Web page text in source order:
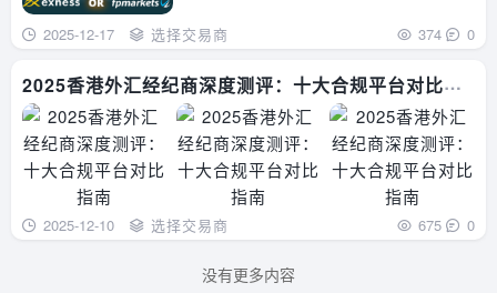
2025-12-17 选择交易商 374 0
2025香港外汇经纪商深度测评：十大合规平台对比指
南
2025-12-10 选择交易商 675 0
没有更多内容